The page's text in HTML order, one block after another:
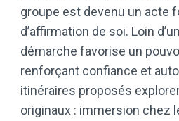
groupe est devenu un acte
d’affirmation de soi. Loin
démarche favorise un
renforçant confiance et
itinéraires proposés
originaux : immersion chez